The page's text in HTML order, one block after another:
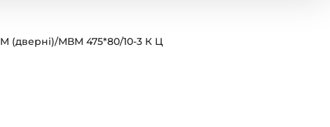
(дверні)/МВМ 475*80/10-3 К Ц